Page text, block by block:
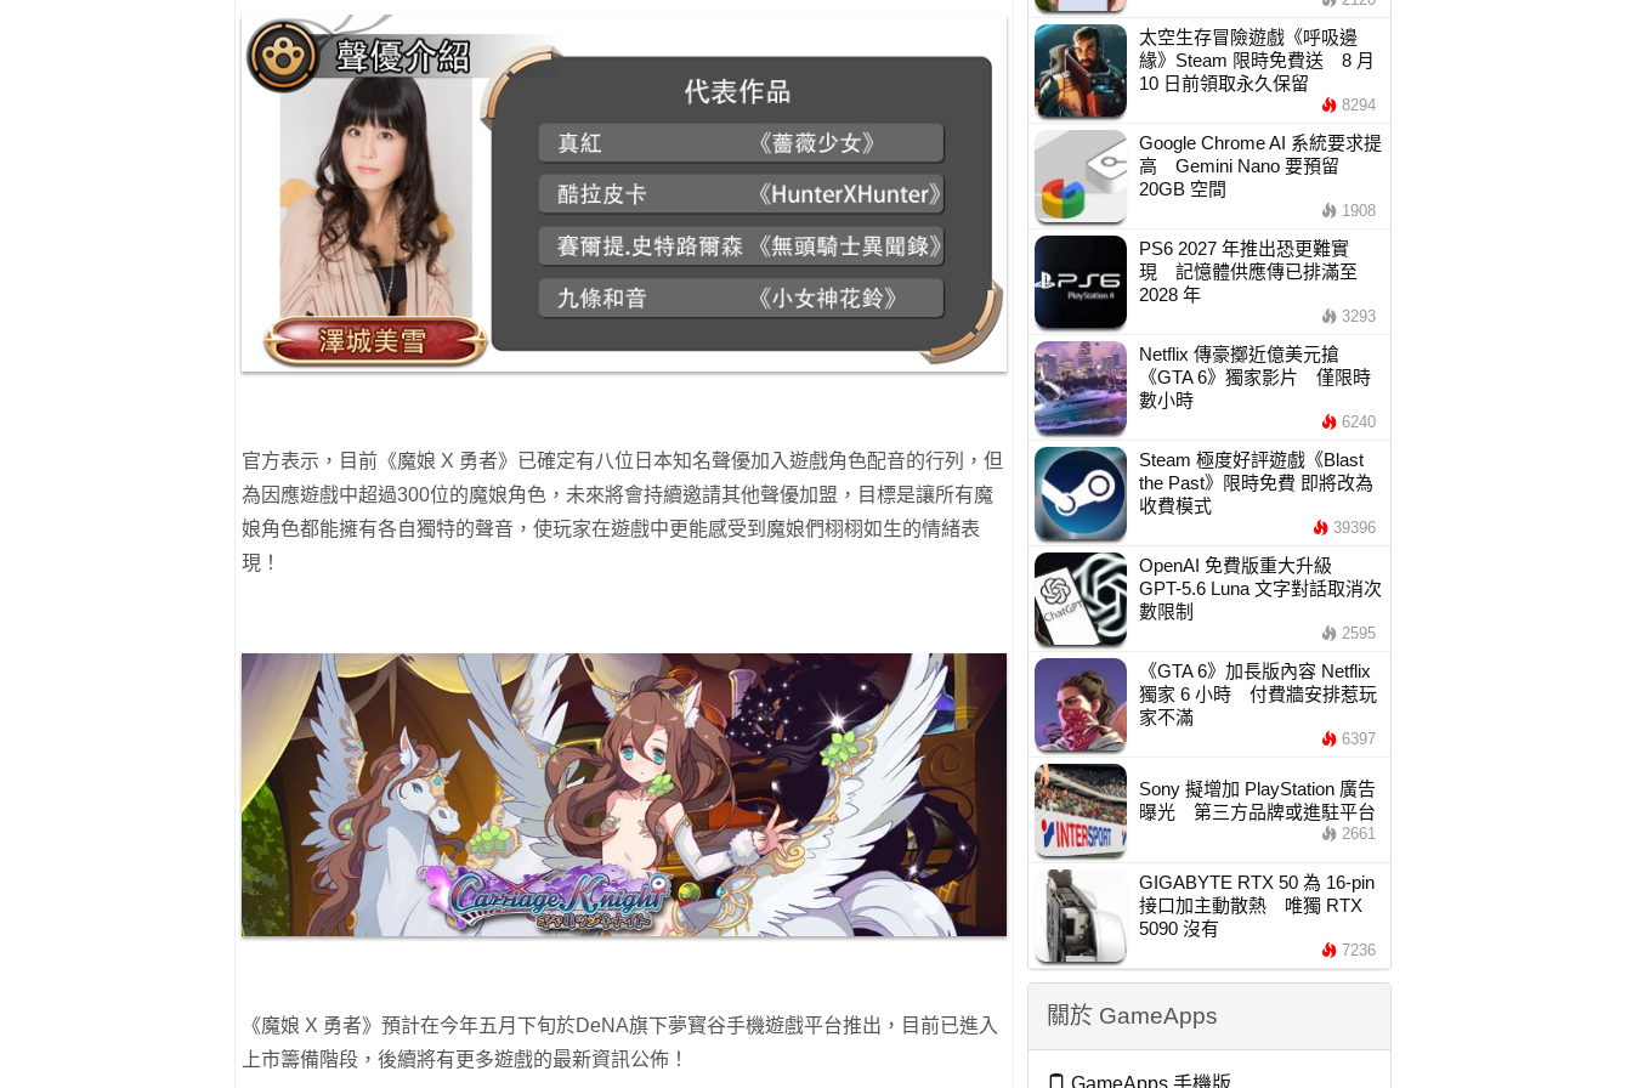
官方表示，目前《魔娘 X 勇者》已確定有八位日本知名聲優加入遊戲角色配音的行列，但
為因應遊戲中超過300位的魔娘角色，未來將會持續邀請其他聲優加盟，目標是讓所有魔
娘角色都能擁有各自獨特的聲音，使玩家在遊戲中更能感受到魔娘們栩栩如生的情緒表
現！
《魔娘 X 勇者》預計在今年五月下旬於DeNA旗下夢寳谷手機遊戲平台推出，目前已進入
上市籌備階段，後續將有更多遊戲的最新資訊公佈！
太空生存冒險遊戲《呼吸邊
緣》Steam 限時免費送 8 月
10 日前領取永久保留
8294
Google Chrome AI 系統要求提
高 Gemini Nano 要預留
20GB 空間
1908
PS6 2027 年推出恐更難實
現 記憶體供應傳已排滿至
2028 年
3293
Netflix 傳豪擲近億美元搶
《GTA 6》獨家影片 僅限時
數小時
6240
Steam 極度好評遊戲《Blast
the Past》限時免費 即將改為
收費模式
39396
OpenAI 免費版重大升級
GPT-5.6 Luna 文字對話取消次
數限制
2595
《GTA 6》加長版內容 Netflix
獨家 6 小時 付費牆安排惹玩
家不滿
6397
Sony 擬增加 PlayStation 廣告
曝光 第三方品牌或進駐平台
2661
GIGABYTE RTX 50 為 16-pin
接口加主動散熱 唯獨 RTX
5090 沒有
7236
關於 GameApps
GameApps 手機版